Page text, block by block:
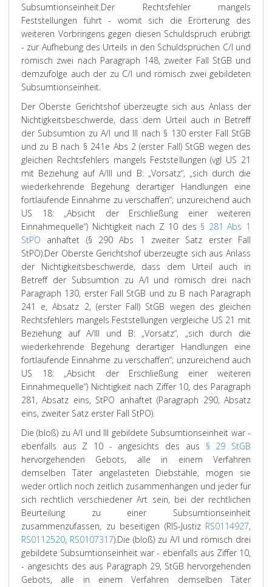
Subsumtionseinheit.Der Rechtsfehler mangels
Feststellungen führt - womit sich die Erörterung des
weiteren Vorbringens gegen diesen Schuldspruch erübrigt
- zur Aufhebung des Urteils in den Schuldsprüchen C/I und
römisch zwei nach Paragraph 148, zweiter Fall StGB und
demzufolge auch der zu C/I und römisch zwei gebildeten
Subsumtionseinheit.
Der Oberste Gerichtshof überzeugte sich aus Anlass der
Nichtigkeitsbeschwerde, dass dem Urteil auch in Betreff
der Subsumtion zu A/I und III nach § 130 erster Fall StGB
und zu B nach § 241e Abs 2 (erster Fall) StGB wegen des
gleichen Rechtsfehlers mangels Feststellungen (vgl US 21
mit Beziehung auf A/III und B: „Vorsatz“, „sich durch die
wiederkehrende Begehung derartiger Handlungen eine
fortlaufende Einnahme zu verschaffen“; unzureichend auch
US 18: „Absicht der Erschließung einer weiteren
Einnahmequelle“) Nichtigkeit nach Z 10 des § 281 Abs 1
StPO anhaftet (§ 290 Abs 1 zweiter Satz erster Fall
StPO).Der Oberste Gerichtshof überzeugte sich aus Anlass
der Nichtigkeitsbeschwerde, dass dem Urteil auch in
Betreff der Subsumtion zu A/I und römisch drei nach
Paragraph 130, erster Fall StGB und zu B nach Paragraph
241 e, Absatz 2, (erster Fall) StGB wegen des gleichen
Rechtsfehlers mangels Feststellungen vergleiche US 21 mit
Beziehung auf A/III und B: „Vorsatz“, „sich durch die
wiederkehrende Begehung derartiger Handlungen eine
fortlaufende Einnahme zu verschaffen“; unzureichend auch
US 18: „Absicht der Erschließung einer weiteren
Einnahmequelle“) Nichtigkeit nach Ziffer 10, des Paragraph
281, Absatz eins, StPO anhaftet (Paragraph 290, Absatz
eins, zweiter Satz erster Fall StPO).
Die (bloß) zu A/I und III gebildete Subsumtionseinheit war -
ebenfalls aus Z 10 - angesichts des aus § 29 StGB
hervorgehenden Gebots, alle in einem Verfahren
demselben Täter angelasteten Diebstähle, mögen sie
weder örtlich noch zeitlich zusammenhängen und jeder für
sich rechtlich verschiedener Art sein, bei der rechtlichen
Beurteilung zu einer Subsumtionseinheit
zusammenzufassen, zu beseitigen (RIS-Justiz RS0114927,
RS0112520, RS0107317).Die (bloß) zu A/I und römisch drei
gebildete Subsumtionseinheit war - ebenfalls aus Ziffer 10,
- angesichts des aus Paragraph 29, StGB hervorgehenden
Gebots, alle in einem Verfahren demselben Täter